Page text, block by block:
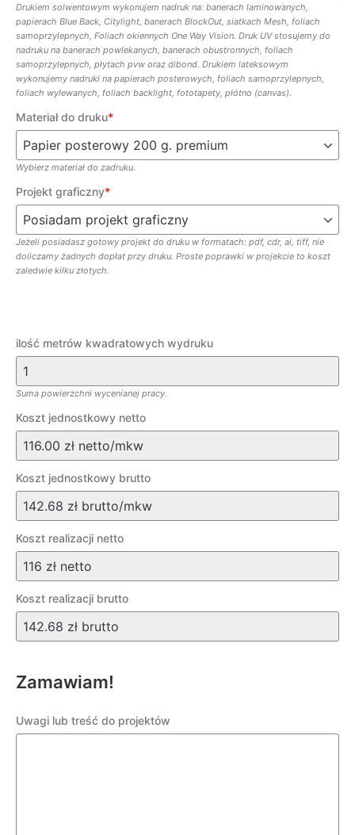
Drukiem solwentowym wykonujem nadruk na: banerach laminowanych,
papierach Blue Back, Citylight, banerach BlockOut, siatkach Mesh, foliach
samoprzylepnych, Foliach okiennych One Way Vision. Druk UV stosujemy do
nadruku na banerach powlekanych, banerach obustronnych, foliach
samoprzylepnych, płytach pvw oraz dibond. Drukiem lateksowym
wykonujemy nadruki na papierach posterowych, foliach samoprzylepnych,
foliach wylewanych, foliach backlight, fototapety, płótno (canvas).
Materiał do druku*
Wybierz materiał do zadruku.
Projekt graficzny*
Jeżeli posiadasz gotowy projekt do druku w formatach: pdf, cdr, ai, tiff, nie
doliczamy żadnych dopłat przy druku. Proste poprawki w projekcie to koszt
zaledwie kilku złotych.
ilość metrów kwadratowych wydruku
Suma powierzchni wycenianej pracy.
Koszt jednostkowy netto
Koszt jednostkowy brutto
Koszt realizacji netto
Koszt realizacji brutto
Zamawiam!
Uwagi lub treść do projektów